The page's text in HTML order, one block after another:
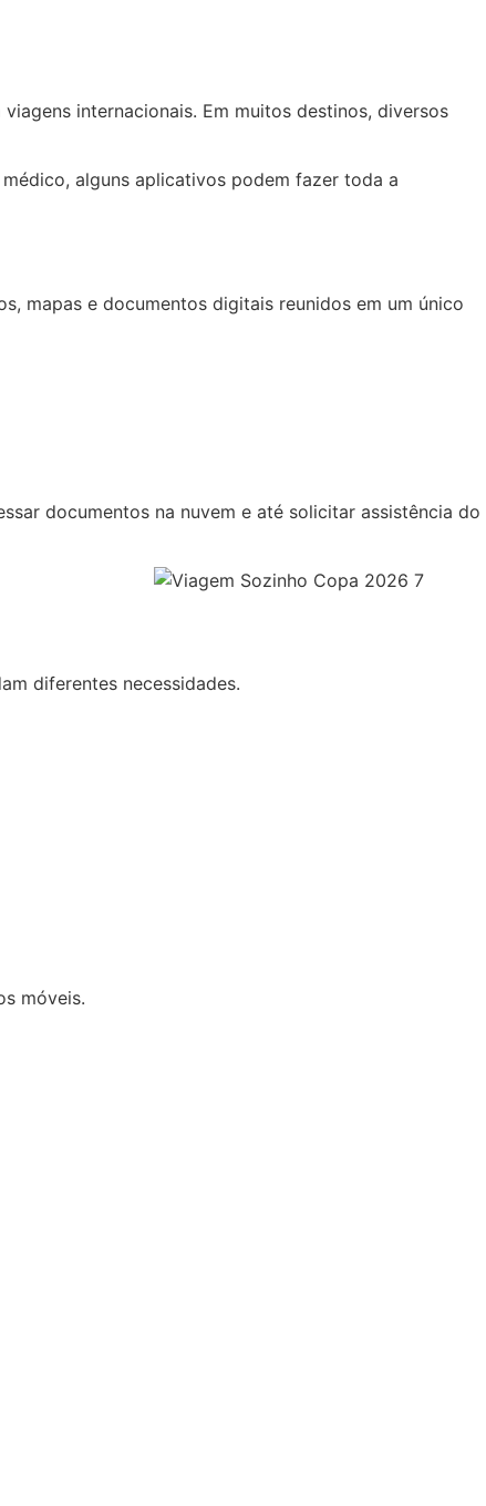
internacionais. Em muitos destinos, diversos
alguns aplicativos podem fazer toda a
mapas e documentos digitais reunidos em um único
documentos na nuvem e até solicitar assistência do
diferentes necessidades.
móveis.